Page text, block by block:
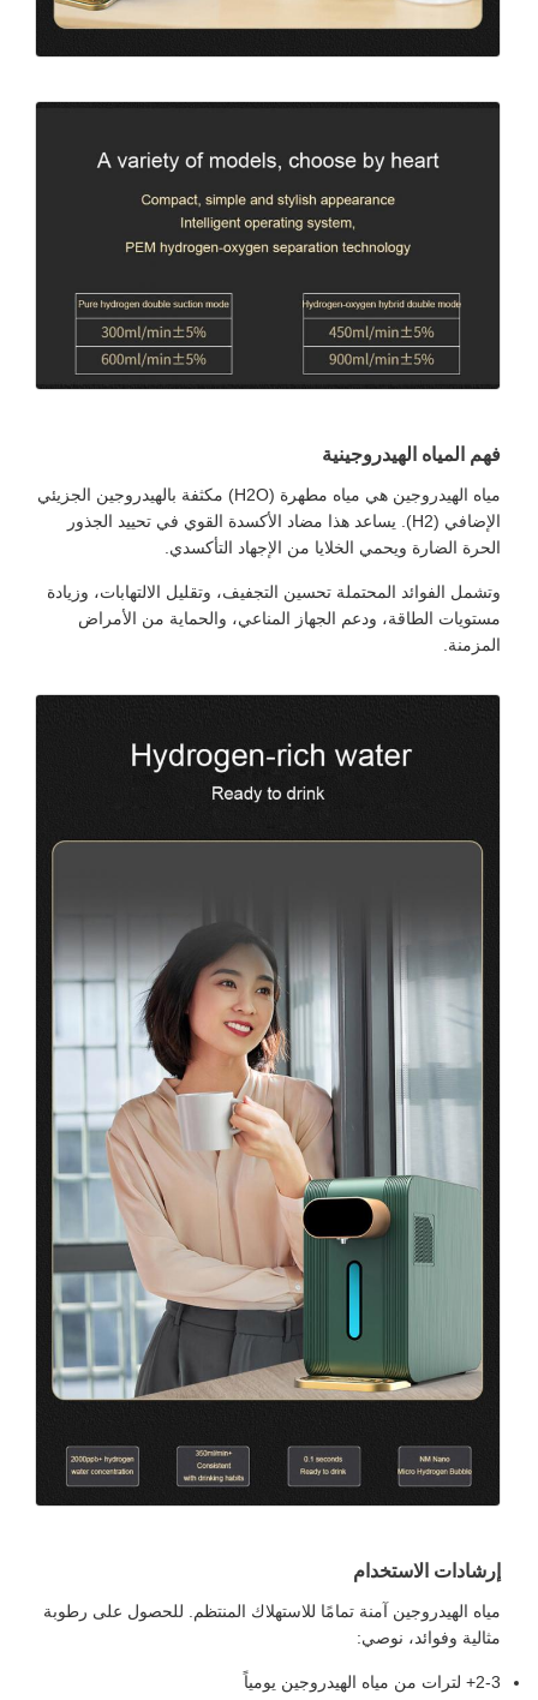
فهم المياه الهيدروجينية
مياه الهيدروجين هي مياه مطهرة (H2O) مكثفة بالهيدروجين الجزيئي
الإضافي (H2). يساعد هذا مضاد الأكسدة القوي في تحييد الجذور
الحرة الضارة ويحمي الخلايا من الإجهاد التأكسدي.
وتشمل الفوائد المحتملة تحسين التجفيف، وتقليل الالتهابات، وزيادة
مستويات الطاقة، ودعم الجهاز المناعي، والحماية من الأمراض
المزمنة.
إرشادات الاستخدام
مياه الهيدروجين آمنة تمامًا للاستهلاك المنتظم. للحصول على رطوبة
مثالية وفوائد، نوصي:
2-3+ لترات من مياه الهيدروجين يومياً